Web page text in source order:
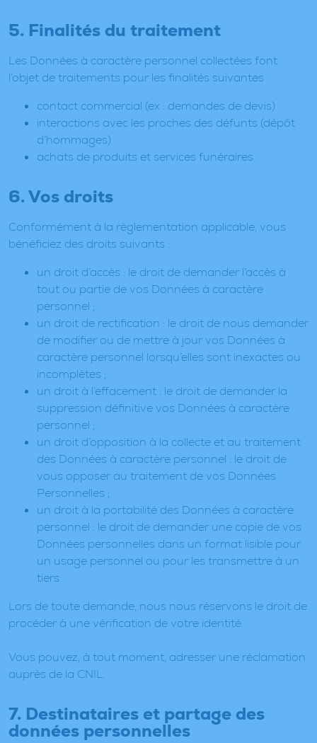
5. Finalités du traitement
Les Données à caractère personnel collectées font
l’objet de traitements pour les finalités suivantes :
contact commercial (ex : demandes de devis)
interactions avec les proches des défunts (dépôt
d’hommages)
achats de produits et services funéraires
6. Vos droits
Conformément à la règlementation applicable, vous
bénéficiez des droits suivants :
un droit d’accès : le droit de demander l’accès à
tout ou partie de vos Données à caractère
personnel ;
un droit de rectification : le droit de nous demander
de modifier ou de mettre à jour vos Données à
caractère personnel lorsqu’elles sont inexactes ou
incomplètes ;
un droit à l’effacement : le droit de demander la
suppression définitive vos Données à caractère
personnel ;
un droit d’opposition à la collecte et au traitement
des Données à caractère personnel : le droit de
vous opposer au traitement de vos Données
Personnelles ;
un droit à la portabilité des Données à caractère
personnel : le droit de demander une copie de vos
Données personnelles dans un format lisible pour
un usage personnel ou pour les transmettre à un
tiers.
Lors de toute demande, nous nous réservons le droit de
procéder à une vérification de votre identité.
Vous pouvez, à tout moment, adresser une réclamation
auprès de la CNIL.
7. Destinataires et partage des
données personnelles